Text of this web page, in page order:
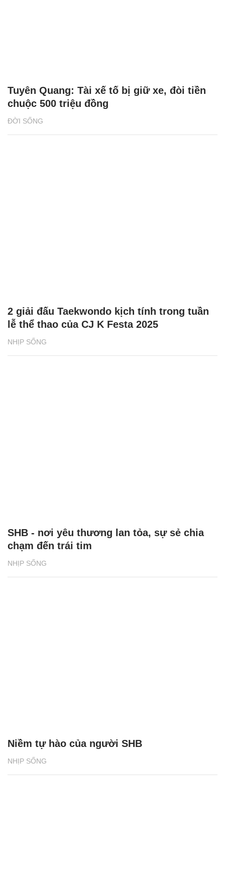
ĐỜI SỐNG
Tuyên Quang: Tài xế tố bị giữ xe, đòi tiền
chuộc 500 triệu đồng
NHỊP SỐNG
2 giải đấu Taekwondo kịch tính trong tuần
lễ thể thao của CJ K Festa 2025
NHỊP SỐNG
SHB - nơi yêu thương lan tỏa, sự sẻ chia
chạm đến trái tim
NHỊP SỐNG
Niềm tự hào của người SHB